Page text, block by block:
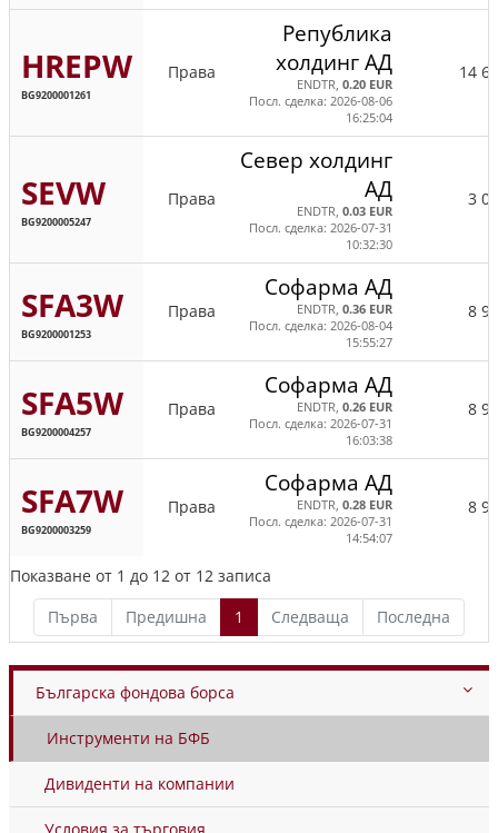
HREPW
BG9200001261
Права
Република
холдинг АД
ENDTR, 0.20 EUR
Посл. сделка: 2026-08-06
16:25:04
14
SEVW
BG9200005247
Права
Север холдинг
АД
ENDTR, 0.03 EUR
Посл. сделка: 2026-07-31
10:32:30
3
SFA3W
BG9200001253
Права
Софарма АД
ENDTR, 0.36 EUR
Посл. сделка: 2026-08-04
15:55:27
8
SFA5W
BG9200004257
Права
Софарма АД
ENDTR, 0.26 EUR
Посл. сделка: 2026-07-31
16:03:38
8
SFA7W
BG9200003259
Права
Софарма АД
ENDTR, 0.28 EUR
Посл. сделка: 2026-07-31
14:54:07
8
Показване от 1 до 12 от 12 записа
Първа
Предишна 1 Следваща Последна
Българска фондова борса
Инструменти на БФБ
Дивиденти на компании